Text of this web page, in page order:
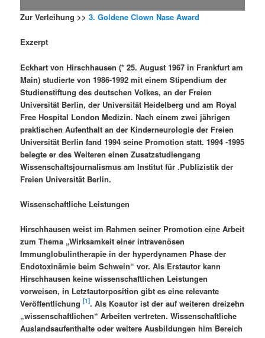
Zur Verleihung >>3. Goldene Clown Nase Award
Exzerpt
Eckhart von Hirschhausen (* 25. August 1967 in Frankfurt am
Main) studierte von 1986-1992 mit einem Stipendium der
Studienstiftung des deutschen Volkes, an der Freien
Universität Berlin, der Universität Heidelberg und am Royal
Free Hospital London Medizin. Nach einem zwei jährigen
praktischen Aufenthalt an der Kinderneurologie der Freien
Universität Berlin fand 1994 seine Promotion statt. 1994 -1995
belegte er des Weiteren einen Zusatzstudiengang
Wissenschaftsjournalismus am Institut für .Publizistik der
Freien Universität Berlin.
Wissenschaftliche Leistungen
Hirschhausen weist im Rahmen seiner Promotion eine Arbeit
zum Thema „Wirksamkeit einer intravenösen
Immunglobulintherapie in der hyperdynamen Phase der
Endotoxinämie beim Schwein“ vor. Als Erstautor kann
Hirschhausen keine wissenschaftlichen Leistungen
vorweisen, in Letztautorposition gibt es eine relevante
Veröffentlichung[1]. Als Koautor ist der auf weiteren dreizehn
„wissenschaftlichen“ Arbeiten vertreten. Wissenschaftliche
Auslandsaufenthalte oder weitere Ausbildungen him Bereich